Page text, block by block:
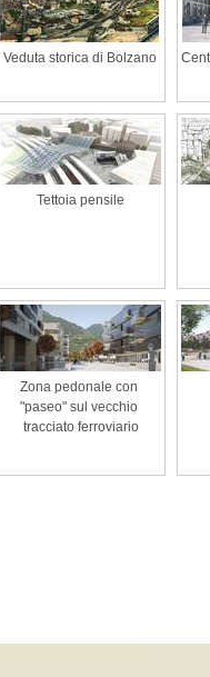
Veduta storica di Bolzano
Tettoia pensile
Zona pedonale con
"paseo" sul vecchio
tracciato ferroviario